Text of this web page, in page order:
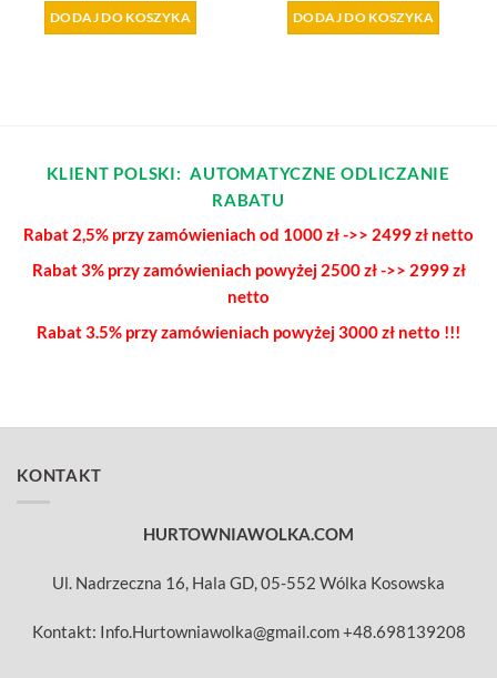
DODAJ DO KOSZYKA DODAJ DO KOSZYKA
KLIENT POLSKI: AUTOMATYCZNE ODLICZANIE
RABATU
Rabat 2,5% przy zamówieniach od 1000 zł ->> 2499 zł netto
Rabat 3% przy zamówieniach powyżej 2500 zł ->> 2999 zł
netto
Rabat 3.5% przy zamówieniach powyżej 3000 zł netto !!!
KONTAKT
HURTOWNIAWOLKA.COM
Ul. Nadrzeczna 16, Hala GD, 05-552 Wólka Kosowska
Kontakt: Info.Hurtowniawolka@gmail.com +48.698139208